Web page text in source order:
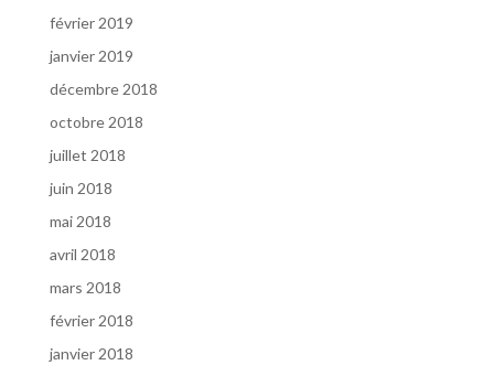
février 2019
janvier 2019
décembre 2018
octobre 2018
juillet 2018
juin 2018
mai 2018
avril 2018
mars 2018
février 2018
janvier 2018